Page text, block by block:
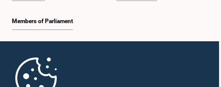
Members of Parliament